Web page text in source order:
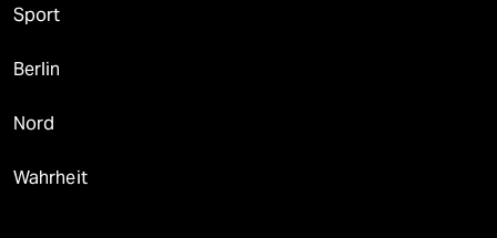
Sport
Berlin
Nord
Wahrheit